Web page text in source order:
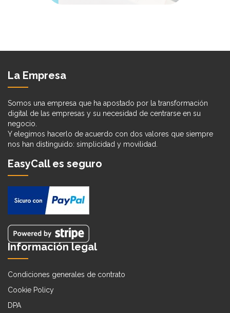
La Empresa
Somos una empresa que ha apostado por la transformación
digital de las empresas y su necesidad de centrarse en su
negocio.
Y elegimos hacerlo de acuerdo con dos valores que siempre
nos han distinguido: simplicidad y movilidad.
EasyCall es seguro
Información legal
Condiciones generales de contrato
Cookie Policy
DPA